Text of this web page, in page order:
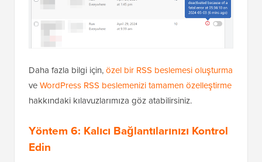
Daha fazla bilgi için,özel bir RSS beslemesi oluşturma
veWordPress RSS beslemenizi tamamen özelleştirme
hakkındaki kılavuzlarımıza göz atabilirsiniz.
Yöntem 6: Kalıcı Bağlantılarınızı Kontrol
Edin